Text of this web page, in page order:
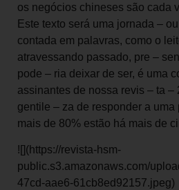
os negócios chineses são cada
Este texto será uma jornada –
contada em palavras, como o
atravessando passado, pre –
pode – ria deixar de ser, é uma
assinantes de nossa revis – ta –
gentile – za de responder a uma
mais de 80% estão há mais de
![](https://revista-hsm-
public.s3.amazonaws.com/
47cd-aae6-61cb8ed92157.jpeg)